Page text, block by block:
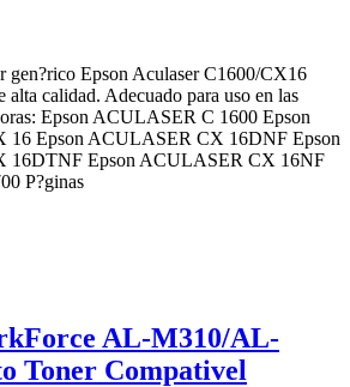
gen?rico Epson Aculaser C1600/CX16
alta calidad. Adecuado para uso en las
Epson ACULASER C 1600 Epson
16 Epson ACULASER CX 16DNF Epson
16DTNF Epson ACULASER CX 16NF
P?ginas
AL-M310/AL-
Toner Compativel